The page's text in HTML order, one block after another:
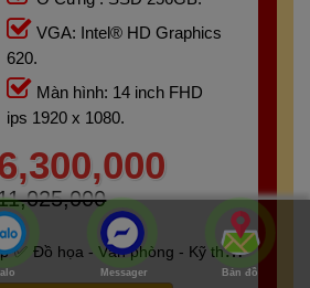
VGA: Intel® HD Graphics
620.
Màn hình: 14 inch FHD
ips 1920 x 1080.
Đồ họa - Văn phòng - Kỹ thuật
6 tháng Messager Bản đồ